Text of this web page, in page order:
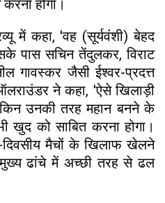
होगा।
में कहा, 'वह (सूर्यवंशी) बेहद
पास सचिन तेंदुलकर, विराट
गावस्कर जैसी ईश्वर-प्रदत्त
ने कहा, 'ऐसे खिलाड़ी
उनकी तरह महान बनने के
को साबित करना होगा।
मैचों के खिलाफ खेलने
ढांचे में अच्छी तरह से ढल